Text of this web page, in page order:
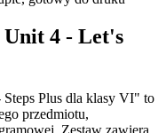
4 - Let's
Steps Plus dla klasy VI" to
przedmiotu,
Zestaw zawiera